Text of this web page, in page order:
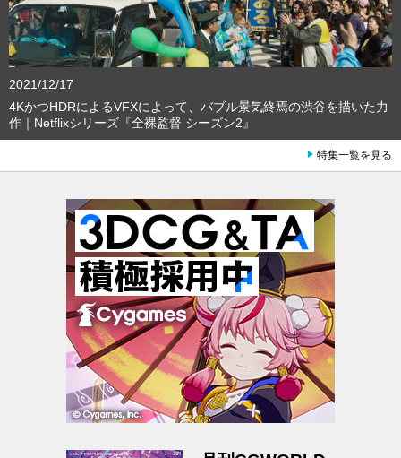
2021/12/17
4KかつHDRによるVFXによって、バブル景気終焉の渋谷を描いた力
作｜Netflixシリーズ『全裸監督 シーズン2』
特集一覧を見る